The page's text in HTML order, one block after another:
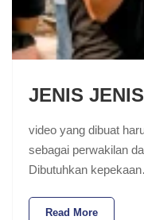
JENIS
video yang dibuat
sebagai perwakilan
Dibutuhkan
Read More